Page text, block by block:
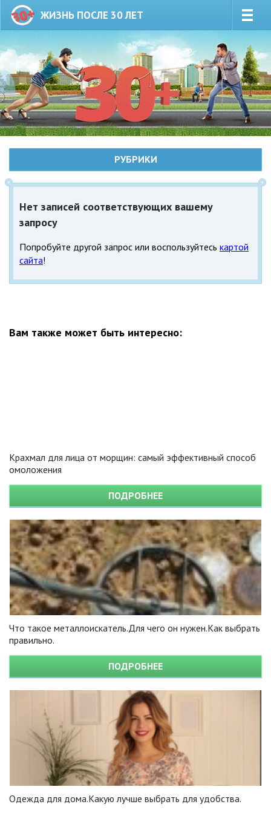
ЖИЗНЬ ПОСЛЕ 30 ЛЕТ
РУБРИКИ
Нет записей соответствующих вашему
запросу
Попробуйте другой запрос или воспользуйтесь картой
сайта!
Вам также может быть интересно:
Крахмал для лица от морщин: самый эффективный способ
омоложения
ПОДРОБНЕЕ
Что такое металлоискатель.Для чего он нужен.Как выбрать
правильно.
ПОДРОБНЕЕ
Одежда для дома.Какую лучше выбрать для удобства.